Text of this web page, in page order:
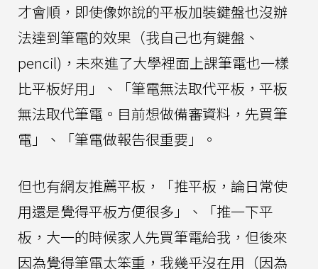
才會順，即使像妳說的平板加裝鍵盤也沒辦
法達到筆電的效果（我自己也有鍵盤、
pencil)，未來進了大學裡面上課筆電也一樣
比平板好用」、「筆電無法取代平板，平板
無法取代筆電。目前想做備審資料，先買筆
電」、「筆電做報告很重要」。
但也有網友推薦平板，「推平板，論日常使
用還是覺得平板方便很多」、「推一下平
板，大一的時候家人先買筆電給我，但後來
因為覺得筆電太笨重，我幾乎沒在用（因為